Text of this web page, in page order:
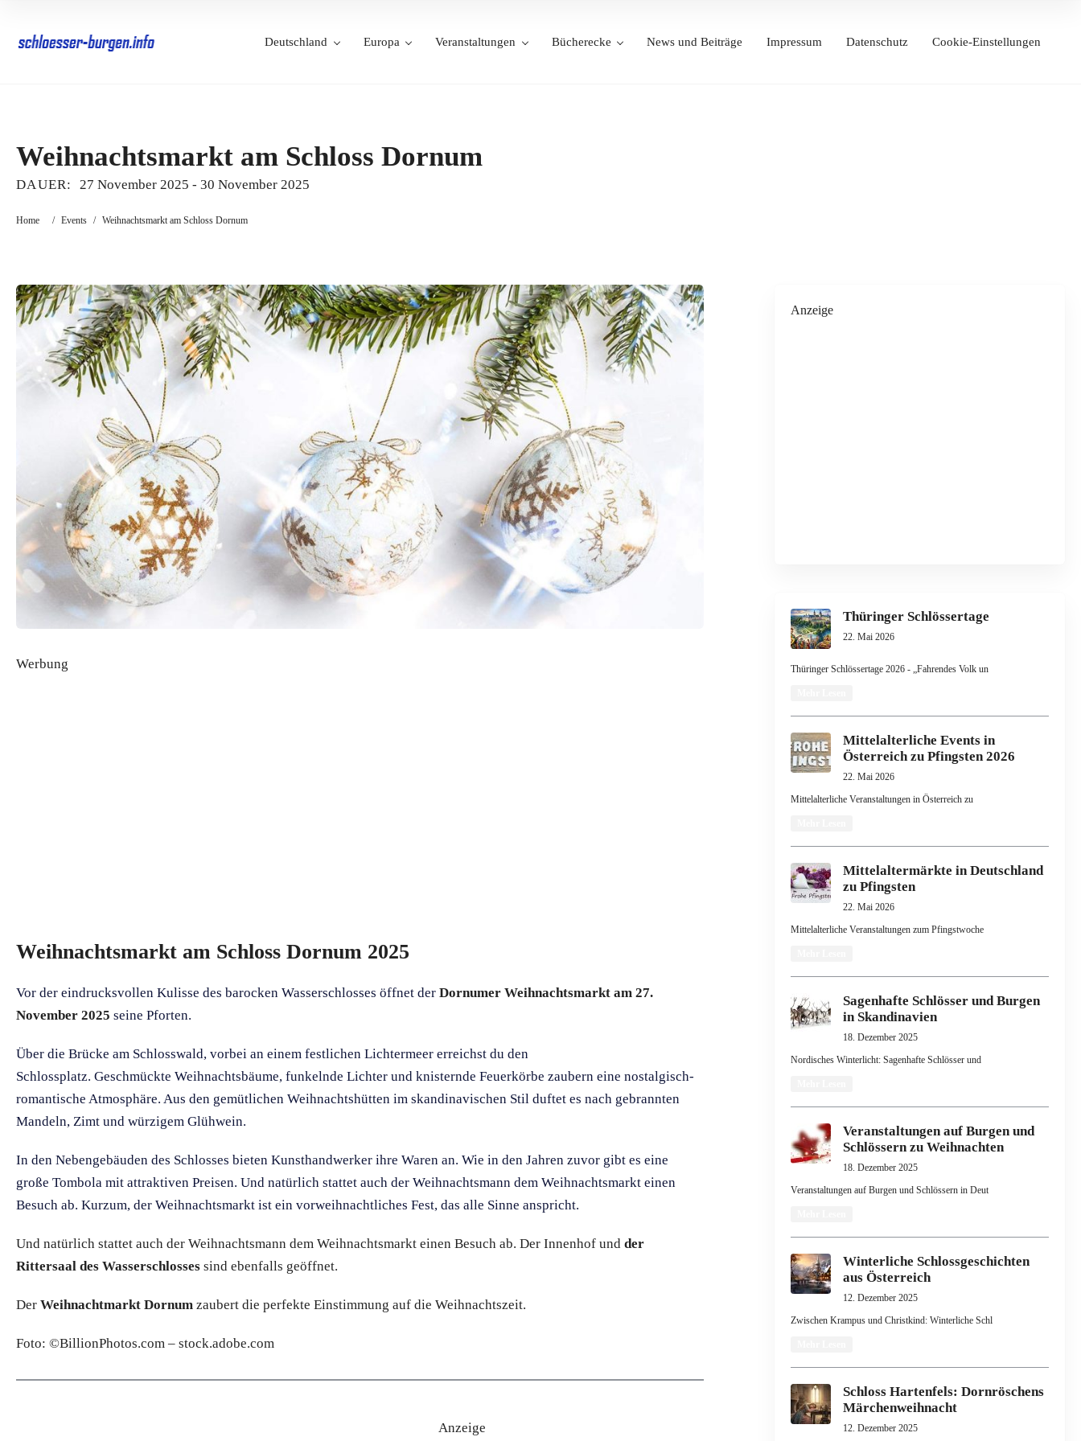
Deutschland Europa Veranstaltungen Bücherecke News und Beiträge Impressum Datenschutz Cookie-Einstellungen
Weihnachtsmarkt am Schloss Dornum
DAUER: 27 November 2025 - 30 November 2025
Home / Events / Weihnachtsmarkt am Schloss Dornum
Werbung
Weihnachtsmarkt am Schloss Dornum 2025
Vor der eindrucksvollen Kulisse des barocken Wasserschlosses öffnet der Dornumer Weihnachtsmarkt am 27.
November 2025 seine Pforten.
Über die Brücke am Schlosswald, vorbei an einem festlichen Lichtermeer erreichst du den
Schlossplatz. Geschmückte Weihnachtsbäume, funkelnde Lichter und knisternde Feuerkörbe zaubern eine nostalgisch-
romantische Atmosphäre. Aus den gemütlichen Weihnachtshütten im skandinavischen Stil duftet es nach gebrannten
Mandeln, Zimt und würzigem Glühwein.
In den Nebengebäuden des Schlosses bieten Kunsthandwerker ihre Waren an. Wie in den Jahren zuvor gibt es eine
große Tombola mit attraktiven Preisen. Und natürlich stattet auch der Weihnachtsmann dem Weihnachtsmarkt einen
Besuch ab. Kurzum, der Weihnachtsmarkt ist ein vorweihnachtliches Fest, das alle Sinne anspricht.
Und natürlich stattet auch der Weihnachtsmann dem Weihnachtsmarkt einen Besuch ab. Der Innenhof und der
Rittersaal des Wasserschlosses sind ebenfalls geöffnet.
Der Weihnachtmarkt Dornum zaubert die perfekte Einstimmung auf die Weihnachtszeit.
Foto: ©BillionPhotos.com – stock.adobe.com
Anzeige
Anzeige
Thüringer Schlössertage
22. Mai 2026
Thüringer Schlössertage 2026 - „Fahrendes Volk un
Mittelalterliche Events in
Österreich zu Pfingsten 2026
22. Mai 2026
Mittelalterliche Veranstaltungen in Österreich zu
Mittelaltermärkte in Deutschland
zu Pfingsten
22. Mai 2026
Mittelalterliche Veranstaltungen zum Pfingstwoche
Sagenhafte Schlösser und Burgen
in Skandinavien
18. Dezember 2025
Nordisches Winterlicht: Sagenhafte Schlösser und
Veranstaltungen auf Burgen und
Schlössern zu Weihnachten
18. Dezember 2025
Veranstaltungen auf Burgen und Schlössern in Deut
Winterliche Schlossgeschichten
aus Österreich
12. Dezember 2025
Zwischen Krampus und Christkind: Winterliche Schl
Schloss Hartenfels: Dornröschens
Märchenweihnacht
12. Dezember 2025